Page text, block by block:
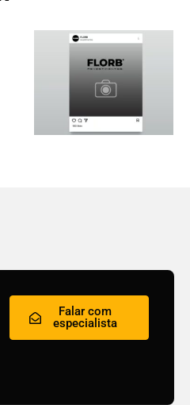
Falar com
especialista